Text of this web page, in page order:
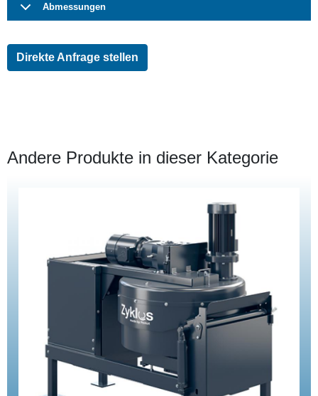
Abmessungen
Direkte Anfrage stellen
Andere Produkte in dieser Kategorie